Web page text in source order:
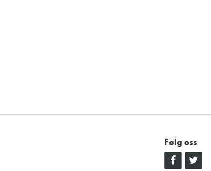
Følg oss